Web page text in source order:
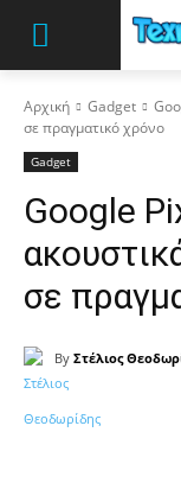
Αρχική Gadget
σε πραγματικό χρόνο
Gadget
Google
σε
By Στέλιος